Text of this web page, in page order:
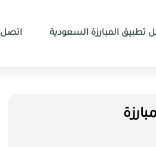
تطبيق المبارزة السعودية اتصل